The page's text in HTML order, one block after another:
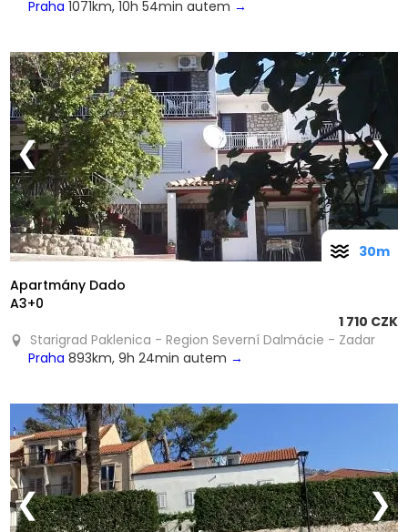
Praha 1071km, 10h 54min autem →
❮ ❯
Apartmány Dado
A3+0
1 710 CZK
Starigrad Paklenica - Region Severní Dalmácie - Zadar
Praha 893km, 9h 24min autem →
30m
❮ ❯